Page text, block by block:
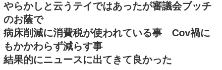
やらかしと云うテイではあったが審議会ブッチ
のお蔭で
病床削減に消費税が使われている事 Cov禍に
もかかわらず減らす事
結果的にニュースに出てきて良かった